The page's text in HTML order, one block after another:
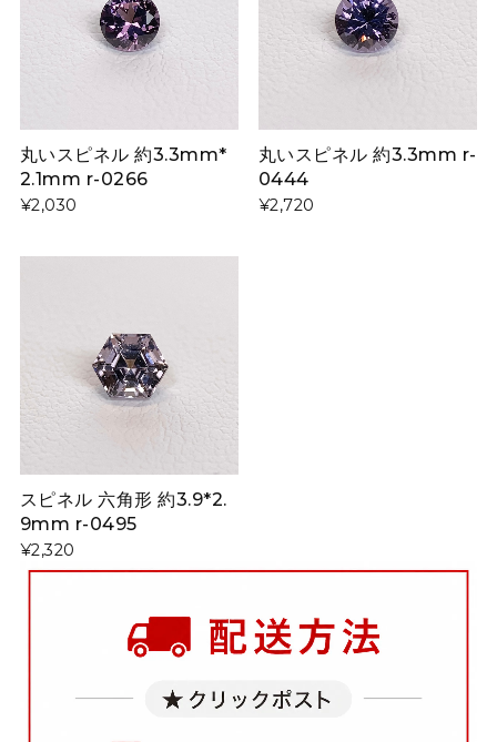
丸いスピネル 約3.3mm*
2.1mm r-0266
¥2,030
丸いスピネル 約3.3mm r-
0444
¥2,720
スピネル 六角形 約3.9*2.
9mm r-0495
¥2,320